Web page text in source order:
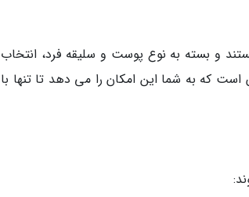
و بسته به نوع پوست و سلیقه فرد، انتخاب
که به شما این امکان را می دهد تا تنها با